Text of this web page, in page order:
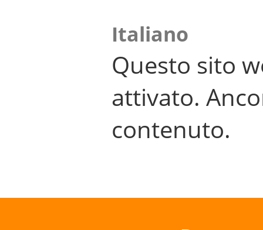
Italiano
Questo sito
attivato.
contenuto.